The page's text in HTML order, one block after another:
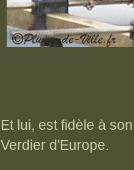
Et lui, est fidèle à
Verdier d'Europe.